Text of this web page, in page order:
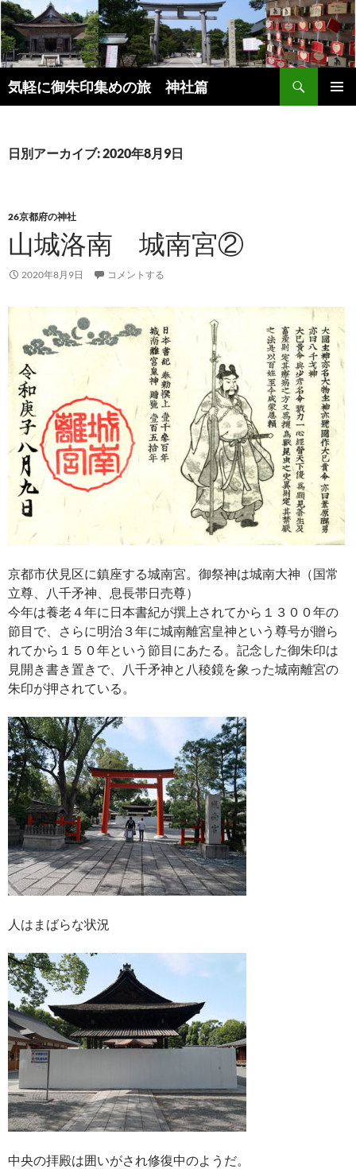
コ
ン
テ
ン
ツ
へ
ッ
気軽に御朱印集めの旅 神社篇
索
日別アーカイブ: 2020年8月9日
26京都府の神社
山城洛南 城南宮②
2020年8月9日 コメントする
京都市伏見区に鎮座する城南宮。御祭神は城南大神（国常
立尊、八千矛神、息長帯日売尊）
今年は養老４年に日本書紀が撰上されてから１３００年の
節目で、さらに明治３年に城南離宮皇神という尊号が贈ら
れてから１５０年という節目にあたる。記念した御朱印は
見開き書き置きで、八千矛神と八稜鏡を象った城南離宮の
朱印が押されている。
人はまばらな状況
中央の拝殿は囲いがされ修復中のようだ。